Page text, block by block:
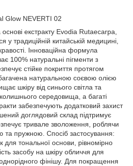
Glow NEVERTI 02
екстракту Evodia Rutaecarpa,
у традиційній китайській медицині,
Інноваційна формула
100% натуральні пігменти з
стійке покриття протягом
натуральною соєвою олією
шкіру від синього світла та
середовища, а багаті
забезпечують додатковий захист
доглядовий склад підтримує
тривале зволоження, роблячи
та пружною. Спосіб застосування:
для тональної основи, рівномірно
засобу на шкіру обличчя для
фінішу. Для покращення